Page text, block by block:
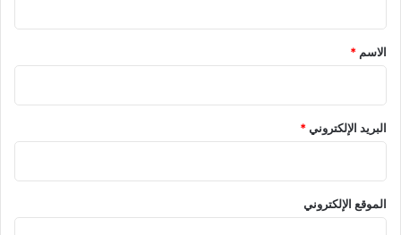
*
الاسم *
البريد الإلكتروني*
الموقع الإلكتروني